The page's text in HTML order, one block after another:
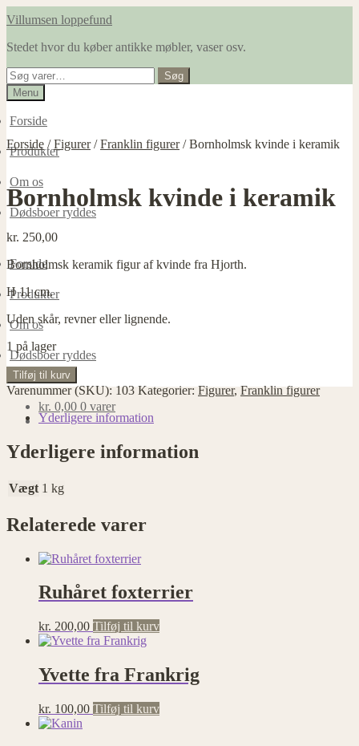
Spring
navigation
Spring
indhold
Villumsen loppefund
Stedet hvor du køber antikke møbler, vaser osv.
Søg
efter:
Søg
Menu
Forside
Produkter
Om os
Dødsboer ryddes
Forside
Produkter
Om os
Dødsboer ryddes
kr. 0,00 0 varer
Forside /Figurer/Franklin figurer/Bornholmsk kvinde i keramik
Bornholmsk kvinde i keramik
kr. 250,00
Bornholmsk keramik figur af kvinde fra Hjorth.
H 11 cm.
Uden skår, revner eller lignende.
1 på lager
Bornholmsk
kvinde
keramik
Tilføj til kurv
Varenummer (SKU): 103 Kategorier: Figurer, Franklin figurer
Yderligere information
Yderligere information
Vægt 1 kg
Relaterede varer
Ruhåret foxterrier
kr. 200,00 Tilføj til kurv
Yvette fra Frankrig
kr. 100,00 Tilføj til kurv